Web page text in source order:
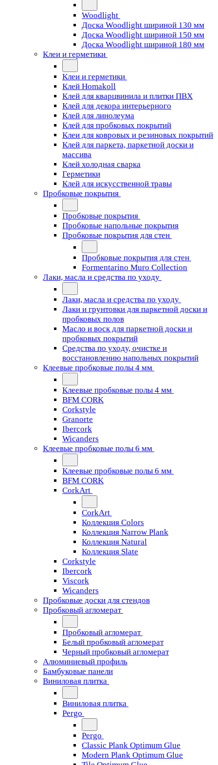
Woodlight
Доска Woodlight шириной 130 мм
Доска Woodlight шириной 150 мм
Доска Woodlight шириной 180 мм
Клеи и герметики
Клеи и герметики
Клей Homakoll
Клей для кварцвинила и плитки ПВХ
Клей для декора интерьерного
Клей для линолеума
Клей для пробковых покрытий
Клеи для ковровых и резиновых покрытий
Клей для паркета, паркетной доски и
массива
Клей холодная сварка
Герметики
Клей для искусственной травы
Пробковые покрытия
Пробковые покрытия
Пробковые напольные покрытия
Пробковые покрытия для стен
Пробковые покрытия для стен
Formentarino Muro Collection
Лаки, масла и средства по уходу
Лаки, масла и средства по уходу
Лаки и грунтовки для паркетной доски и
пробковых полов
Масло и воск для паркетной доски и
пробковых покрытий
Средства по уходу, очистке и
восстановлению напольных покрытий
Клеевые пробковые полы 4 мм
Клеевые пробковые полы 4 мм
BFM CORK
Corkstyle
Granorte
Ibercork
Wicanders
Клеевые пробковые полы 6 мм
Клеевые пробковые полы 6 мм
BFM CORK
CorkArt
CorkArt
Коллекция Colors
Коллекция Narrow Plank
Коллекция Natural
Коллекция Slate
Corkstyle
Ibercork
Viscork
Wicanders
Пробковые доски для стендов
Пробковый агломерат
Пробковый агломерат
Белый пробковый агломерат
Черный пробковый агломерат
Алюминиевый профиль
Бамбуковые панели
Виниловая плитка
Виниловая плитка
Pergo
Pergo
Classic Plank Optimum Glue
Modern Plank Optimum Glue